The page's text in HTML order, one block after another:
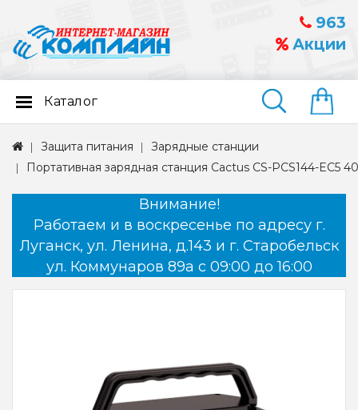
963
Акции
Найти
Каталог
Защита питания
Зарядные станции
Портативная зарядная станция Cactus CS-PCS144-EC5
Внимание!
Работаем и в воскресенье по адресу г.
Луганск, ул. Ленина, д.143 и г. Старобельск
ул. Коммунаров 89а с 09:00 до 16:00